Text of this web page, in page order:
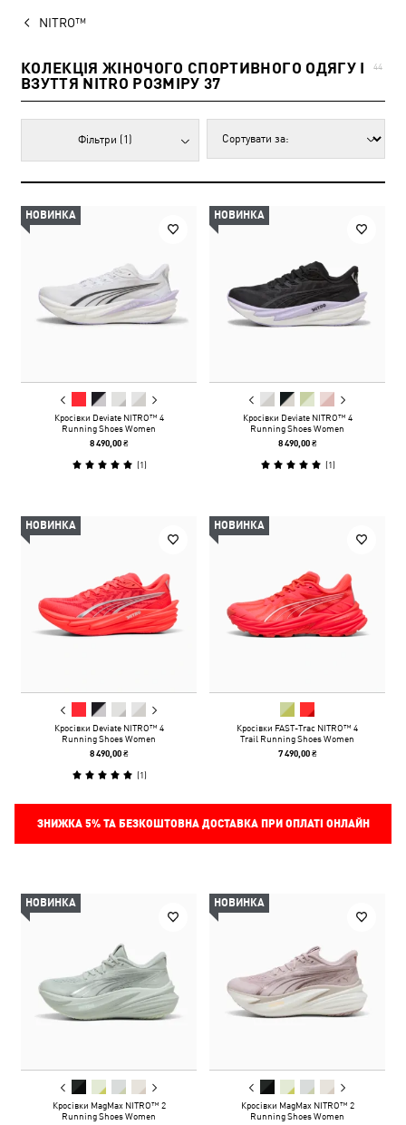
NITRO™
КОЛЕКЦІЯ ЖІНОЧОГО СПОРТИВНОГО ОДЯГУ І
ВЗУТТЯ NITRO РОЗМІРУ 37
44
Фільтри (1)
НОВИНКА
Кросівки Deviate NITRO™ 4
Running Shoes Women
8 490,00 ₴
(1)
НОВИНКА
Кросівки Deviate NITRO™ 4
Running Shoes Women
8 490,00 ₴
(1)
НОВИНКА
Кросівки Deviate NITRO™ 4
Running Shoes Women
8 490,00 ₴
(1)
НОВИНКА
Кросівки FAST-Trac NITRO™ 4
Trail Running Shoes Women
7 490,00 ₴
ЗНИЖКА 5%ТА БЕЗКОШТОВНА ДОСТАВКА ПРИ ОПЛАТІ ОНЛАЙН
НОВИНКА
Кросівки MagMax NITRO™ 2
Running Shoes Women
НОВИНКА
Кросівки MagMax NITRO™ 2
Running Shoes Women